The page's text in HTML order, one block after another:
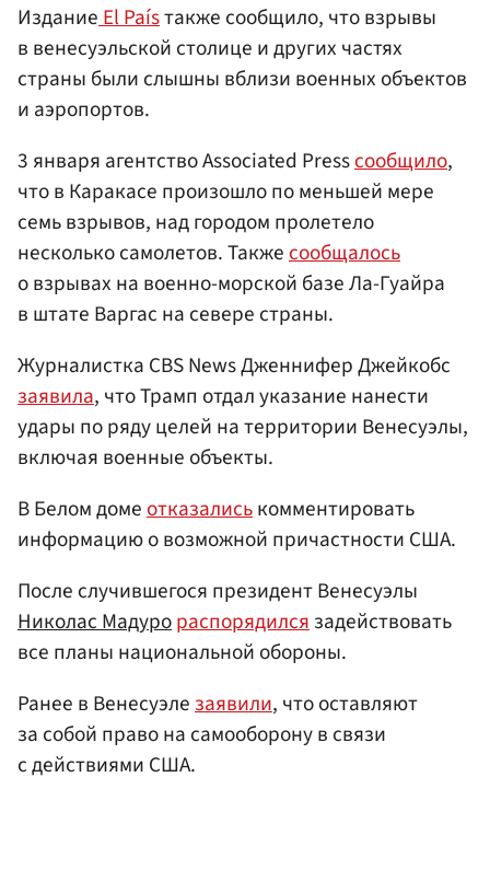
Издание El Paísтакже сообщило, что взрывы
в венесуэльской столице и других частях
страны были слышны вблизи военных объектов
и аэропортов.
3 января агентство Associated Pressсообщило,
что в Каракасе произошло по меньшей мере
семь взрывов, над городом пролетело
несколько самолетов. Такжесообщалось
о взрывах на военно-морской базе Ла-Гуайра
в штате Варгас на севере страны.
Журналистка CBS News Дженнифер Джейкобс
заявила, что Трамп отдал указание нанести
удары по ряду целей на территории Венесуэлы,
включая военные объекты.
В Белом домеотказалиськомментировать
информацию о возможной причастности США.
После случившегося президент Венесуэлы
Николас Мадурораспорядилсязадействовать
все планы национальной обороны.
Ранее в Венесуэлезаявили, что оставляют
за собой право на самооборону в связи
с действиями США.